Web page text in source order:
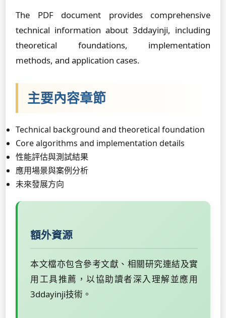
The PDF document provides comprehensive
technical information about 3ddayinji, including
theoretical foundations, implementation
methods, and application cases.
主要內容章節
Technical background and theoretical foundation
Core algorithms and implementation details
性能評估與測試結果
應用場景與案例分析
未來發展方向
額外資源
本文檔亦包含參考文獻、相關研究連結及實
用工具推薦，以協助讀者深入理解並應用
3ddayinji技術。